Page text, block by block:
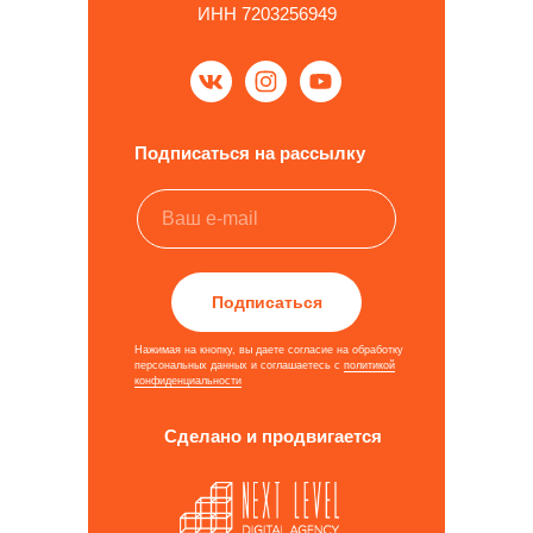
ИНН 7203256949
Подписаться
Подписаться на рассылку
Сделано и продвигается
Нажимая на кнопку, вы даете согласие на обработку
персональных данных и соглашаетесь c политикой
конфиденциальности